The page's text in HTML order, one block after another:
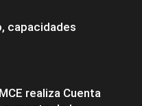
capacidades
realiza Cuenta